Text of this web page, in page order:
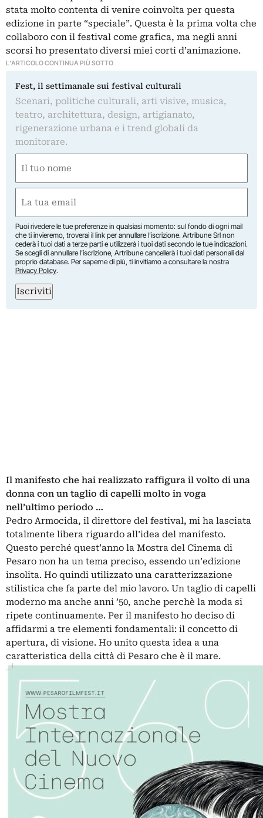
stata molto contenta di venire coinvolta per questa
edizione in parte “speciale”. Questa è la prima volta che
collaboro con il festival come grafica, ma negli anni
scorsi ho presentato diversi miei corti d’animazione.
L'ARTICOLO CONTINUA PIÙ SOTTO
Fest, il settimanale sui festival culturali
Scenari, politiche culturali, arti visive, musica,
teatro, architettura, design, artigianato,
rigenerazione urbana e i trend globali da
monitorare.
(Required)
First
(Required)
Puoi rivedere le tue preferenze in qualsiasi momento: sul fondo di ogni mail
che ti invieremo, troverai il link per annullare l’iscrizione. Artribune Srl non
cederà i tuoi dati a terze parti e utilizzerà i tuoi dati secondo le tue indicazioni.
Se scegli di annullare l’iscrizione, Artribune cancellerà i tuoi dati personali dal
proprio database. Per saperne di più, ti invitiamo a consultare la nostra
Privacy Policy.
Iscriviti
Il manifesto che hai realizzato raffigura il volto di una
donna con un taglio di capelli molto in voga
nell’ultimo periodo …
Pedro Armocida, il direttore del festival, mi ha lasciata
totalmente libera riguardo all’idea del manifesto.
Questo perché quest’anno la Mostra del Cinema di
Pesaro non ha un tema preciso, essendo un’edizione
insolita. Ho quindi utilizzato una caratterizzazione
stilistica che fa parte del mio lavoro. Un taglio di capelli
moderno ma anche anni ’50, anche perchè la moda si
ripete continuamente. Per il manifesto ho deciso di
affidarmi a tre elementi fondamentali: il concetto di
apertura, di visione. Ho unito questa idea a una
caratteristica della città di Pesaro che è il mare.